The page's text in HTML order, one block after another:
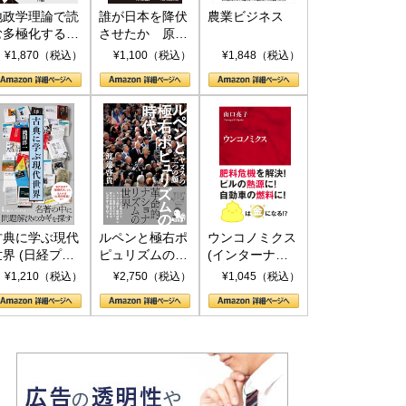
政学理論で読
多極化する世
トランプと
¥1,870（税込）
誰が日本を降伏
させたか 原爆
投下、ソ連参
(PHP新書)
¥1,100（税込）
農業ビジネス
¥1,848（税込）
典に学ぶ現代
界 (日経プレ
アシリーズ)
¥1,210（税込）
ルペンと極右ポ
ピュリズムの時
代：〈ヤヌス〉
¥2,750（税込）
ウンコノミクス
(インターナシ
ョナル新書)
¥1,045（税込）